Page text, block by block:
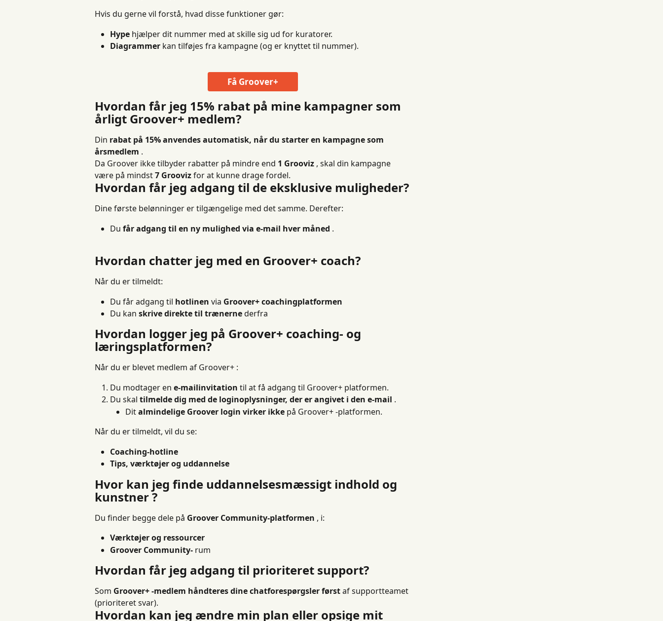
Hvis du gerne vil forstå, hvad disse funktioner gør:
Hype hjælper dit nummer med at skille sig ud for kuratorer.
Diagrammer kan tilføjes fra kampagne (og er knyttet til nummer).
Få Groover+
Hvordan får jeg 15% rabat på mine kampagner som
årligt Groover+ medlem?
Din rabat på 15%anvendes automatisk, når du starter en kampagne som
årsmedlem .
Da Groover ikke tilbyder rabatter på mindre end 1 Grooviz , skal din kampagne
være på mindst 7 Grooviz for at kunne drage fordel.
Hvordan får jeg adgang til de eksklusive muligheder?
Dine første belønninger er tilgængelige med det samme. Derefter:
Du får adgang til en ny mulighed via e-mail hver måned .
Hvordan chatter jeg med en Groover+ coach?
Når du er tilmeldt:
Du får adgang til hotlinen via Groover+ coachingplatformen
Du kan skrive direkte til trænerne derfra
Hvordan logger jeg på Groover+ coaching- og
læringsplatformen?
Når du er blevet medlem af Groover+ :
Du modtager en e-mailinvitation til at få adgang til Groover+ platformen.
Du skal tilmelde dig med de loginoplysninger, der er angivet i den e-mail .
Dit almindelige Groover login virker ikke på Groover+ -platformen.
Når du er tilmeldt, vil du se:
Coaching-hotline
Tips, værktøjer og uddannelse
Hvor kan jeg finde uddannelsesmæssigt indhold og
kunstner ?
Du finder begge dele på Groover Community-platformen , i:
Værktøjer og ressourcer
Groover Community- rum
Hvordan får jeg adgang til prioriteret support?
Som Groover+ -medlem håndteres dine chatforespørgsler først af supportteamet
(prioriteret svar).
Hvordan kan jeg ændre min plan eller opsige mit